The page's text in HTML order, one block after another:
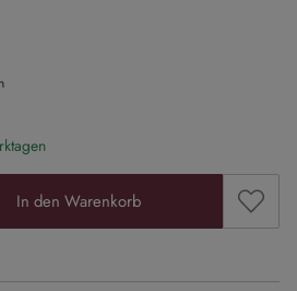
den gewünschten Wert ein oder
In den Warenkorb Zum